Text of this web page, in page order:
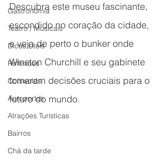
Gastronomia
Teatro / Musicais
Dicas Úteis
Reflexões
Cotswolds
Aeroportos
Atrações Turísticas
Bairros
Chá da tarde
Descubra este museu fascinante,
escondido no coração da cidade,
e veja de perto o bunker onde
Winston Churchill e seu gabinete
tomaram decisões cruciais para o
futuro do mundo.